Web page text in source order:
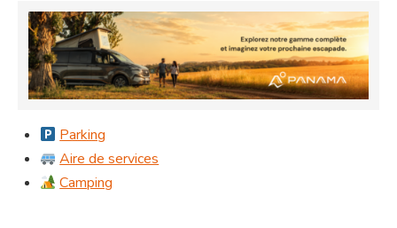
Parking
Aire de services
Camping